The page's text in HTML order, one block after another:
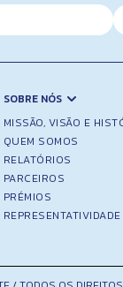
E
m
i
SOBRE NÓS
MISSÃO, VISÃO E
QUEM SOMOS
RELATÓRIOS
PARCEIROS
PRÉMIOS
REPRESENTATIVIDADE